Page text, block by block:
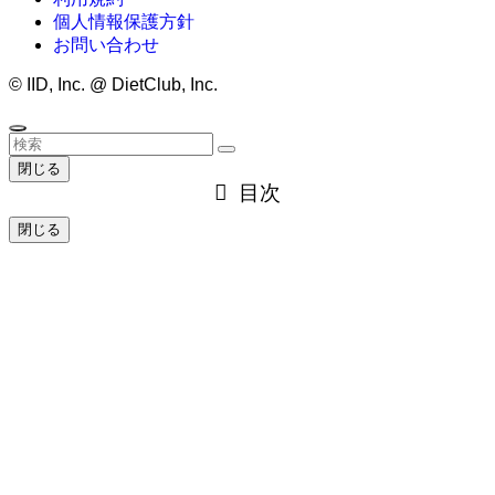
個人情報保護方針
お問い合わせ
© IID, Inc. @ DietClub, Inc.
閉じる
目次
閉じる